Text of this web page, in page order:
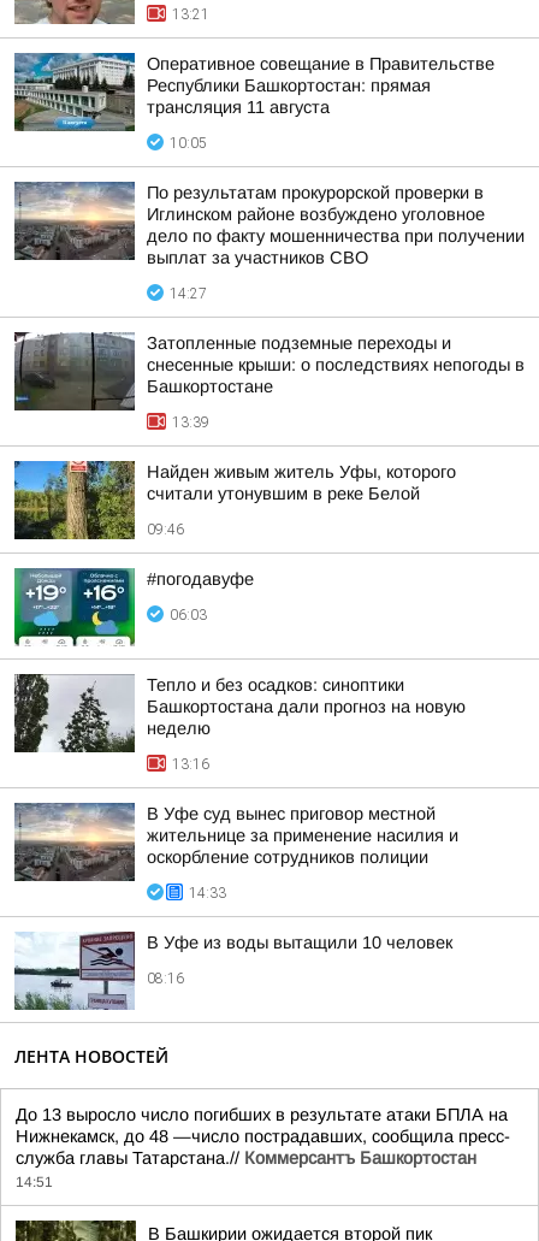
13:21
Оперативное совещание в Правительстве
Республики Башкортостан: прямая
трансляция 11 августа
10:05
По результатам прокурорской проверки в
Иглинском районе возбуждено уголовное
дело по факту мошенничества при получении
выплат за участников СВО
14:27
Затопленные подземные переходы и
снесенные крыши: о последствиях непогоды в
Башкортостане
13:39
Найден живым житель Уфы, которого
считали утонувшим в реке Белой
09:46
#погодавуфе
06:03
Тепло и без осадков: синоптики
Башкортостана дали прогноз на новую
неделю
13:16
В Уфе суд вынес приговор местной
жительнице за применение насилия и
оскорбление сотрудников полиции
14:33
В Уфе из воды вытащили 10 человек
08:16
ЛЕНТА НОВОСТЕЙ
До 13 выросло число погибших в результате атаки БПЛА на
Нижнекамск, до 48 —число пострадавших, сообщила пресс-
служба главы Татарстана.// Коммерсантъ Башкортостан
14:51
В Башкирии ожидается второй пик